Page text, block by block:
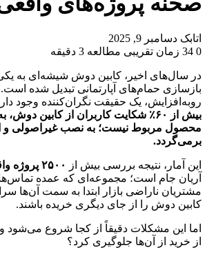
اتابک ارسال
به
دسامبر 9, 2025
0
زمان تقریبی مطالعه 3 دقیقه
در سال‌های اخیر، کابین دوش شیشه‌ای به
بازسازی حمام‌های آپارتمانی تبدیل شده است.
رو‌به‌افزایش، یک حقیقت نگران‌کننده وجود
بیش از ۶۰٪ شکایت کاربران از کابین
محصول مربوط نیست؛ به نصب غیراصولی و
برمی‌گردد.
این آمار، نتیجه بررسی بیش از ۲۵۰۰ پروژه واقعی
آریان جام است؛ مجموعه‌ای که عمده
مشتریان ناراضی بازار ابتدا به سمت آن‌ها
کابین دوش را از جای دیگری خریده باشند.
اما این مشکلات دقیقاً از کجا شروع
از خرید از آن‌ها جلوگیری کرد؟